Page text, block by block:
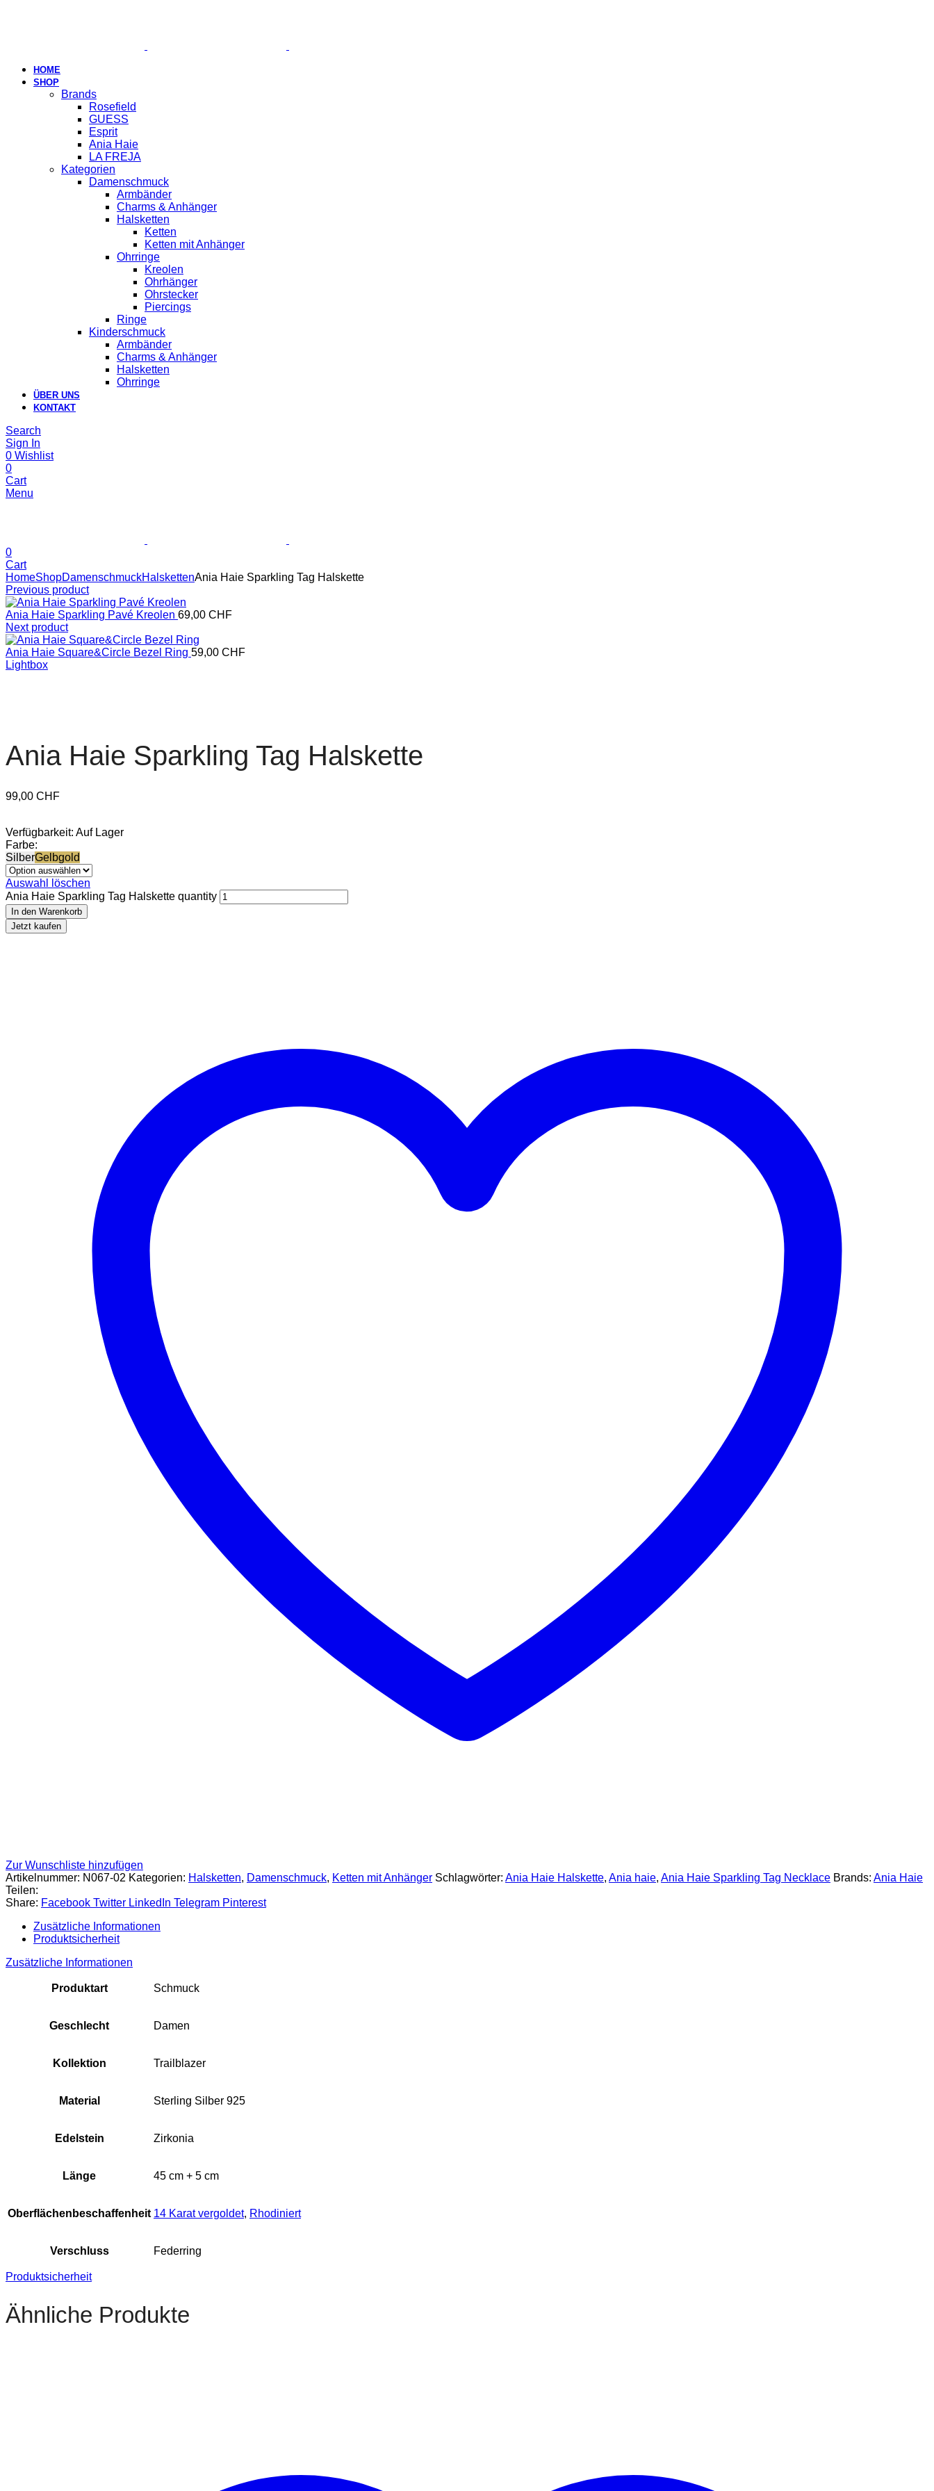
HOME
SHOP
Brands
Rosefield
GUESS
Esprit
Ania Haie
LA FREJA
Kategorien
Damenschmuck
Armbänder
Charms & Anhänger
Halsketten
Ketten
Ketten mit Anhänger
Ohrringe
Kreolen
Ohrhänger
Ohrstecker
Piercings
Ringe
Kinderschmuck
Armbänder
Charms & Anhänger
Halsketten
Ohrringe
ÜBER UNS
KONTAKT
Search
Sign In
0 Wishlist
0
Cart
Menu
0
Cart
HomeShopDamenschmuckHalskettenAnia Haie Sparkling Tag Halskette
Previous product
Ania Haie Sparkling Pavé Kreolen 69,00 CHF
Next product
Ania Haie Square&Circle Bezel Ring 59,00 CHF
Lightbox
Ania Haie Sparkling Tag Halskette
99,00 CHF
Verfügbarkeit: Auf Lager
Farbe:
SilberGelbgold
Auswahl löschen
Ania Haie Sparkling Tag Halskette quantity
In den Warenkorb
Jetzt kaufen
Zur Wunschliste hinzufügen
Artikelnummer: N067-02 Kategorien: Halsketten, Damenschmuck, Ketten mit Anhänger Schlagwörter: Ania Haie Halskette, Ania haie, Ania Haie Sparkling Tag Necklace Brands: Ania Haie
Teilen:
Share: Facebook Twitter LinkedIn Telegram Pinterest
Zusätzliche Informationen
Produktsicherheit
Zusätzliche Informationen
Produktart Schmuck
Geschlecht Damen
Kollektion Trailblazer
Material Sterling Silber 925
Edelstein Zirkonia
Länge 45 cm + 5 cm
Oberflächenbeschaffenheit 14 Karat vergoldet, Rhodiniert
Verschluss Federring
Produktsicherheit
Ähnliche Produkte